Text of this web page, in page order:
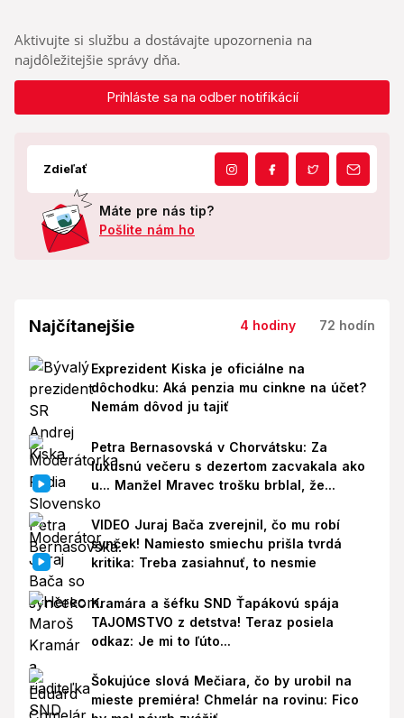
Aktivujte si službu a dostávajte upozornenia na
najdôležitejšie správy dňa.
Prihláste sa na odber notifikácií
Zdieľať
Máte pre nás tip?
Pošlite nám ho
Najčítanejšie 4 hodiny 72 hodín
Exprezident Kiska je oficiálne na
dôchodku: Aká penzia mu cinkne na účet?
Nemám dôvod ju tajiť
Petra Bernasovská v Chorvátsku: Za
luxusnú večeru s dezertom zacvakala ako
u... Manžel Mravec trošku brblal, že...
VIDEO Juraj Bača zverejnil, čo mu robí
synček! Namiesto smiechu prišla tvrdá
kritika: Treba zasiahnuť, to nesmie
Kramára a šéfku SND Ťapákovú spája
TAJOMSTVO z detstva! Teraz posiela
odkaz: Je mi to ľúto...
Šokujúce slová Mečiara, čo by urobil na
mieste premiéra! Chmelár na rovinu: Fico